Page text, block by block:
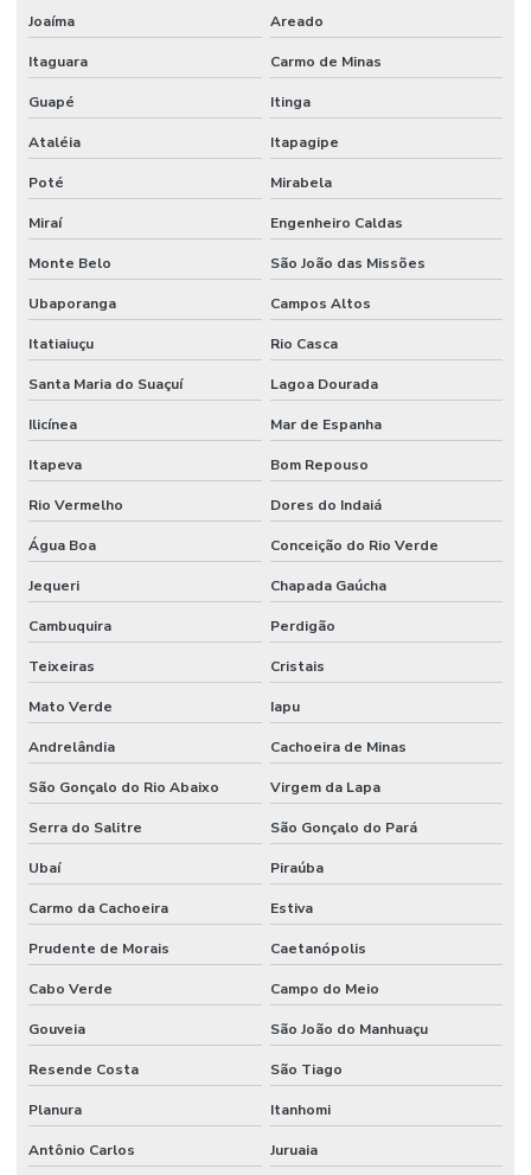
Joaíma Areado
Itaguara Carmo de Minas
Guapé Itinga
Ataléia Itapagipe
Poté Mirabela
Miraí Engenheiro Caldas
Monte Belo São João das Missões
Ubaporanga Campos Altos
Itatiaiuçu Rio Casca
Santa Maria do Suaçuí Lagoa Dourada
Ilicínea Mar de Espanha
Itapeva Bom Repouso
Rio Vermelho Dores do Indaiá
Água Boa Conceição do Rio Verde
Jequeri Chapada Gaúcha
Cambuquira Perdigão
Teixeiras Cristais
Mato Verde Iapu
Andrelândia Cachoeira de Minas
São Gonçalo do Rio Abaixo Virgem da Lapa
Serra do Salitre São Gonçalo do Pará
Ubaí Piraúba
Carmo da Cachoeira Estiva
Prudente de Morais Caetanópolis
Cabo Verde Campo do Meio
Gouveia São João do Manhuaçu
Resende Costa São Tiago
Planura Itanhomi
Antônio Carlos Juruaia